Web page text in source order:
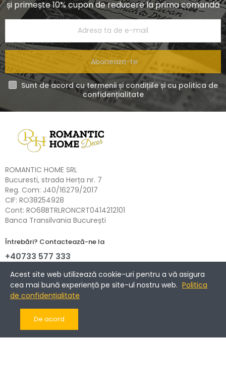
și primește 10% cupon de reducere la prima comandă
Aboneaza-te
Sunt de acord cu termenii și condițiile și cu politica de
confidențialitate
ROMANTIC HOME SRL
Bucuresti, strada Herța nr. 7
Reg. Com: J40/16279/2017
CIF: RO38254928
Cont: RO68BTRLRONCRT0414212101
Banca Transilvania București
Întrebări? Contactează-ne la
+40733 577 333
NETOPIA Payments - 3D-Secure.
Companie
Acest site web utilizează cookie-uri pentru a vă asigura
cea mai bună experiență pe site-ul nostru web. Politica
de confidențialitate
De acord